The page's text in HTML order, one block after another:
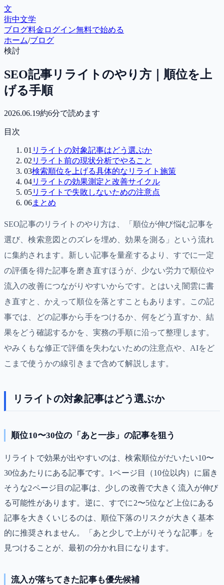
文
街中文学
ブログ料金 ログイン無料で始める
ホーム/ブログ
検討
SEO記事リライトのやり方｜順位を上
げる手順
2026.06.19約6分で読めます
目次
01 リライトの対象記事はどう選ぶか
02 リライト前の現状分析でやること
03検索順位を上げる具体的なリライト施策
04リライトの効果測定と改善サイクル
05リライトで失敗しないための注意点
06まとめ
SEO記事のリライトのやり方は、「順位が伸び悩む記事を
選び、検索意図とのズレを埋め、効果を測る」という流れ
に集約されます。新しい記事を量産するより、すでに一定
の評価を得た記事を磨き直すほうが、少ない労力で順位や
流入の改善につながりやすいからです。とはいえ闇雲に書
き直すと、かえって順位を落とすこともあります。この記
事では、どの記事から手をつけるか、何をどう直すか、結
果をどう確認するかを、実務の手順に沿って整理します。
やみくもな修正で評価を失わないための注意点や、AIをど
こまで使うかの線引きまで含めて解説します。
リライトの対象記事はどう選ぶか
順位10〜30位の「あと一歩」の記事を狙う
リライトで効果が出やすいのは、検索順位がだいたい10〜
30位あたりにある記事です。1ページ目（10位以内）に届き
そうな2ページ目の記事は、少しの改善で大きく流入が伸び
る可能性があります。逆に、すでに2〜5位など上位にある
記事を大きくいじるのは、順位下落のリスクが大きく基本
的に推奨されません。「あと少しで上がりそうな記事」を
見つけることが、最初の分かれ目になります。
流入が落ちてきた記事も優先候補